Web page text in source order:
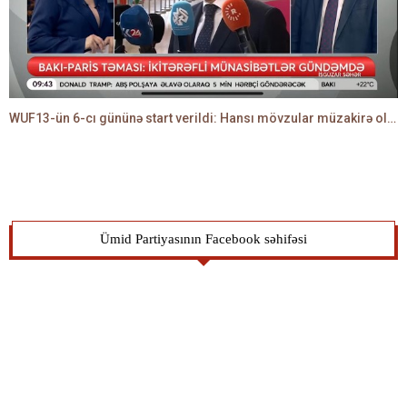
WUF13-ün 6-cı gününə start verildi: Hansı mövzular müzakirə olunacaq? -TALEH ƏLİYEV danışır
Ümid Partiyasının Facebook səhifəsi